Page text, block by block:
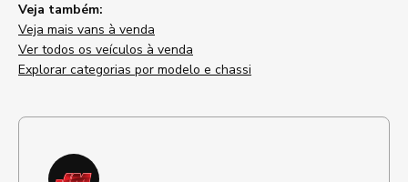
Veja também:
Veja mais vans à venda
Ver todos os veículos à venda
Explorar categorias por modelo e chassi